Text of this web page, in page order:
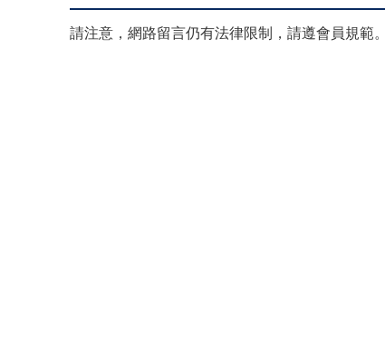
請注意，網路留言仍有法律限制，請遵會員規範。